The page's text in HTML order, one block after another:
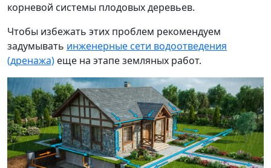
корневой системы плодовых деревьев.
Чтобы избежать этих проблем рекомендуем
задумывать инженерные сети водоотведения
(дренажа) еще на этапе земляных работ.